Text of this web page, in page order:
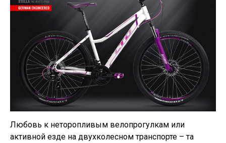
Любовь к неторопливым велопрогулкам или
активной езде на двухколесном транспорте – та